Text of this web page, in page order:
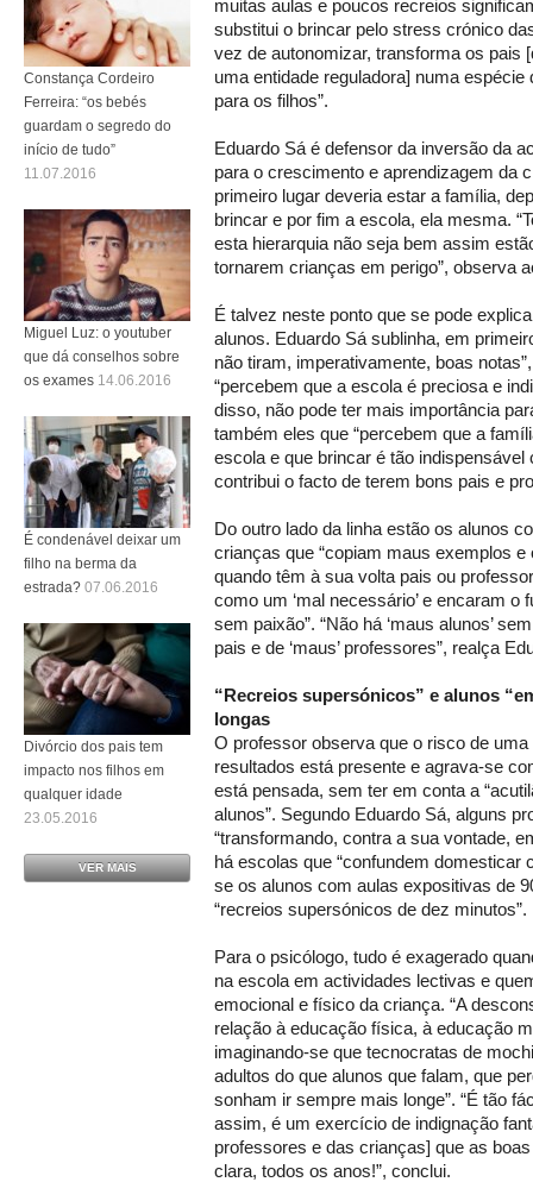
muitas aulas e poucos recreios
substitui o brincar pelo stress crónico
vez de autonomizar, transforma os pais
uma entidade reguladora] numa espécie
para os filhos”.
Eduardo Sá é defensor da inversão da
para o crescimento e aprendizagem da
primeiro lugar deveria estar a família,
brincar e por fim a escola, ela mesma.
esta hierarquia não seja bem assim
tornarem crianças em perigo”, observa
É talvez neste ponto que se pode
alunos. Eduardo Sá sublinha, em
não tiram, imperativamente, boas
“percebem que a escola é preciosa e
disso, não pode ter mais importância
também eles que “percebem que a
escola e que brincar é tão indispensável
contribui o facto de terem bons pais e
Do outro lado da linha estão os alunos
crianças que “copiam maus exemplos e
quando têm à sua volta pais ou
como um ‘mal necessário’ e encaram o
sem paixão”. “Não há ‘maus alunos’
pais e de ‘maus’ professores”, realça
“Recreios supersónicos” e alunos
longas
O professor observa que o risco de
resultados está presente e agrava-se
está pensada, sem ter em conta a
alunos”. Segundo Eduardo Sá, alguns
“transformando, contra a sua vontade,
há escolas que “confundem domesticar
se os alunos com aulas expositivas de
“recreios supersónicos de dez minutos”.
Para o psicólogo, tudo é exagerado
na escola em actividades lectivas e
emocional e físico da criança. “A
relação à educação física, à educação
imaginando-se que tecnocratas de
adultos do que alunos que falam, que
sonham ir sempre mais longe”. “É tão
assim, é um exercício de indignação
professores e das crianças] que as
clara, todos os anos!”, conclui.
Constança Cordeiro
Ferreira: “os bebés
guardam o segredo do
início de tudo”
11.07.2016
Miguel Luz: o youtuber
que dá conselhos sobre
os exames 14.06.2016
É condenável deixar um
filho na berma da
estrada? 07.06.2016
Divórcio dos pais tem
impacto nos filhos em
qualquer idade
23.05.2016
VER MAIS